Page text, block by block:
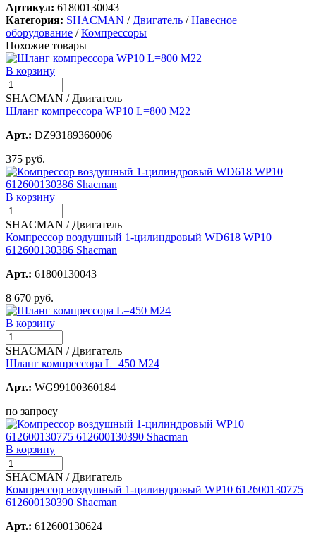
Артикул: 61800130043
Категория: SHACMAN / Двигатель /Навесное
оборудование /Компрессоры
Похожие товары
В корзину
SHACMAN / Двигатель
Шланг компрессора WP10 L=800 М22
Арт.: DZ93189360006
375 руб.
В корзину
SHACMAN / Двигатель
Компрессор воздушный 1-цилиндровый WD618 WP10
612600130386 Shacman
Арт.: 61800130043
8 670 руб.
В корзину
SHACMAN / Двигатель
Шланг компрессора L=450 М24
Арт.: WG99100360184
по запросу
В корзину
SHACMAN / Двигатель
Компрессор воздушный 1-цилиндровый WP10 612600130775
612600130390 Shacman
Арт.: 612600130624